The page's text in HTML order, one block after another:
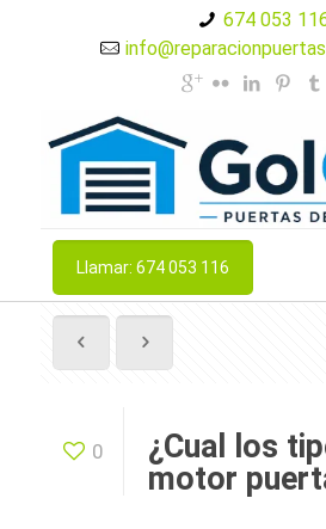
674 053
Llamar: 674 053 116
0
¿Cual los
motor